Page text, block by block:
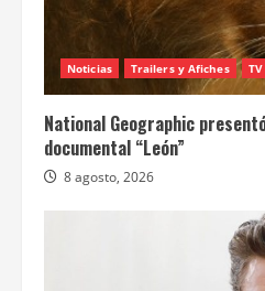
Noticias Trailers y Afiches
National Geographic
documental “León”
8 agosto, 2026